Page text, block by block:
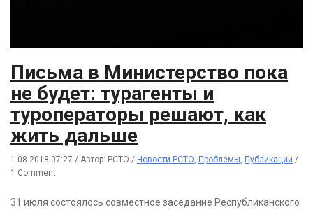
Письма в Министерство пока
не будет: турагенты и
туроператоры решают, как
жить дальше
1.08.2018 07:27 / Автор: РСТО / Новости РСТО, Проблемы, Публикации /
1 Comment
31 июля состоялось совместное заседание Республиканского